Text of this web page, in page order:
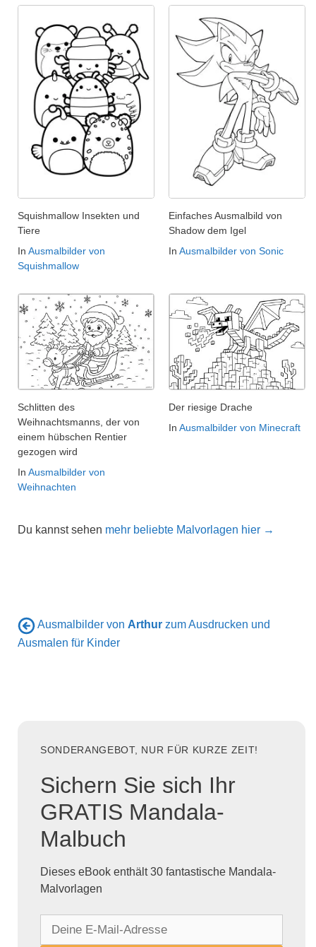
Squishmallow Insekten und
Tiere
In Ausmalbilder von
Squishmallow
Einfaches Ausmalbild von
Shadow dem Igel
In Ausmalbilder von Sonic
Schlitten des
Weihnachtsmanns, der von
einem hübschen Rentier
gezogen wird
In Ausmalbilder von
Weihnachten
Der riesige Drache
In Ausmalbilder von Minecraft
Du kannst sehen mehr beliebte Malvorlagen hier →
Ausmalbilder von Arthur zum Ausdrucken und
Ausmalen für Kinder
SONDERANGEBOT, NUR FÜR KURZE ZEIT!
Sichern Sie sich Ihr
GRATIS Mandala-
Malbuch
Dieses eBook enthält 30 fantastische Mandala-
Malvorlagen